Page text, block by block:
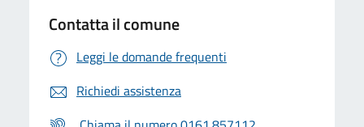
Contatta il comune
Leggi le domande frequenti
Richiedi assistenza